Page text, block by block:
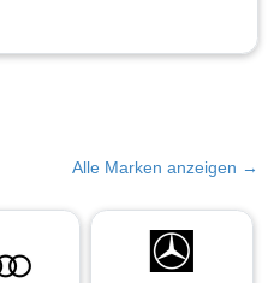
Alle Marken anzeigen →